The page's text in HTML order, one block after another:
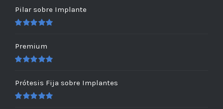
Pilar sobre Implante
Premium
Prótesis Fija sobre Implantes